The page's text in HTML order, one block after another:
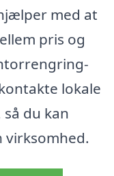
med at
pris og
lokale
du kan